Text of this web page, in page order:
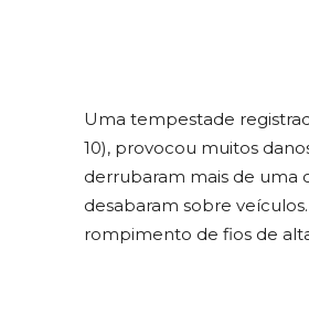
Uma tempestade
10), provocou muitos
derrubaram mais de uma
desabaram sobre
rompimento de fios de